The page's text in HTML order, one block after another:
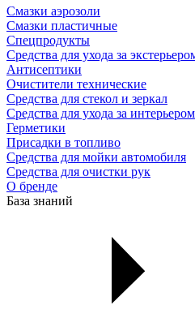
Смазки аэрозоли
Смазки пластичные
Спецпродукты
Средства для ухода за
Антисептики
Очистители технические
Средства для стекол и зеркал
Средства для ухода за
Герметики
Присадки в топливо
Средства для мойки автомобиля
Средства для очистки рук
О бренде
База знаний